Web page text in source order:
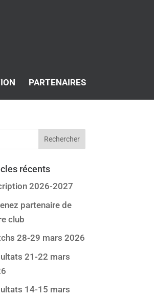
PARTENAIRES
récents
2026-2027
partenaire de
club
28-29 mars 2026
21-22 mars
14-15 mars